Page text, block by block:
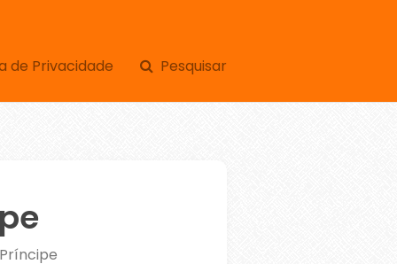
de Privacidade Pesquisar